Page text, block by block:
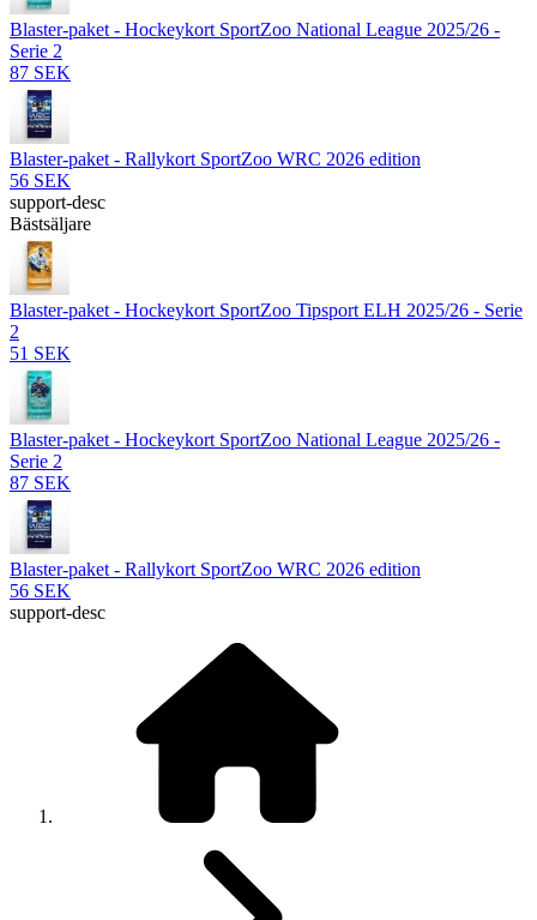
Blaster-paket - Hockeykort SportZoo National League 2025/26 -
Serie 2
87 SEK
Blaster-paket - Rallykort SportZoo WRC 2026 edition
56 SEK
support-desc
Bästsäljare
Blaster-paket - Hockeykort SportZoo Tipsport ELH 2025/26 - Serie
2
51 SEK
Blaster-paket - Hockeykort SportZoo National League 2025/26 -
Serie 2
87 SEK
Blaster-paket - Rallykort SportZoo WRC 2026 edition
56 SEK
support-desc